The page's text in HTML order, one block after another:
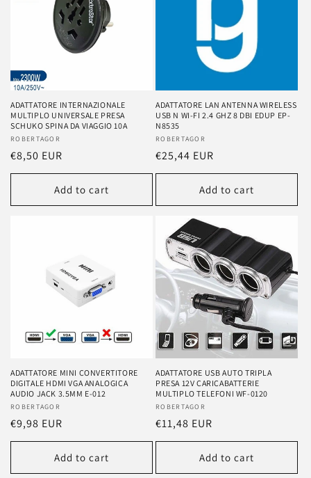
ADATTATORE INTERNAZIONALE
MULTIPLO UNIVERSALE PRESA
SCHUKO SPINA DA VIAGGIO 10A
Vendor:
ROBERTAGOR
Regular
price
€8,50 EUR
Add to cart
ADATTATORE LAN ANTENNA WIRELESS
USB N WI-FI 2.4 GHZ 8 DBI EDUP EP-
N8535
Vendor:
ROBERTAGOR
Regular
price
€25,44 EUR
Add to cart
ADATTATORE MINI CONVERTITORE
DIGITALE HDMI VGA ANALOGICA
AUDIO JACK 3.5MM E-012
Vendor:
ROBERTAGOR
Regular
price
€9,98 EUR
Add to cart
ADATTATORE USB AUTO TRIPLA
PRESA 12V CARICABATTERIE
MULTIPLO TELEFONI WF-0120
Vendor:
ROBERTAGOR
Regular
price
€11,48 EUR
Add to cart